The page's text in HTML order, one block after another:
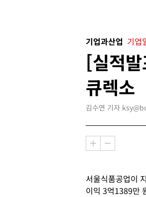
기업과산업 기업
[실적
큐렉소
김수연 기자
서울식품공업이
이익 3억1389만